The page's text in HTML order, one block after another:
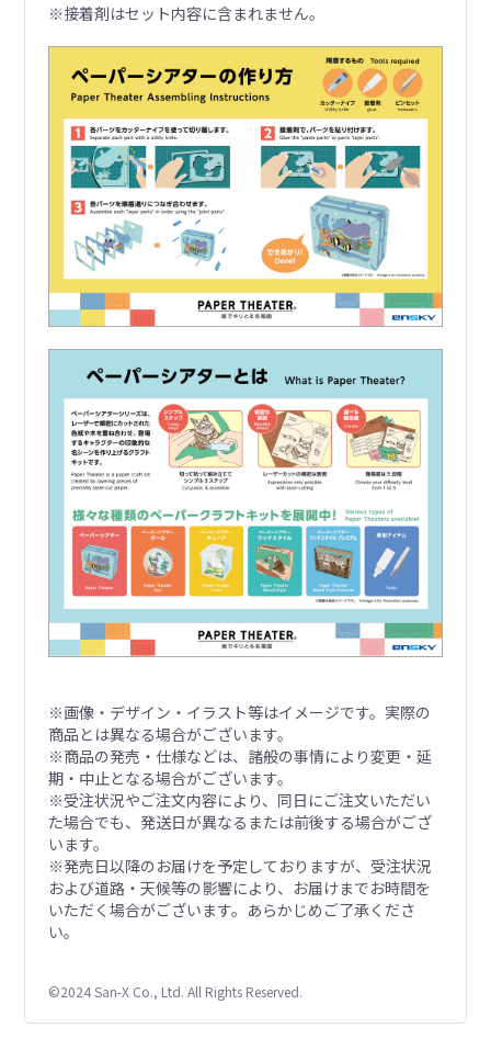
※接着剤はセット内容に含まれません。
※画像・デザイン・イラスト等はイメージです。実際の
商品とは異なる場合がございます。
※商品の発売・仕様などは、諸般の事情により変更・延
期・中止となる場合がございます。
※受注状況やご注文内容により、同日にご注文いただい
た場合でも、発送日が異なるまたは前後する場合がござ
います。
※発売日以降のお届けを予定しておりますが、受注状況
および道路・天候等の影響により、お届けまでお時間を
いただく場合がございます。あらかじめご了承くださ
い。
©2024 San-X Co., Ltd. All Rights Reserved.